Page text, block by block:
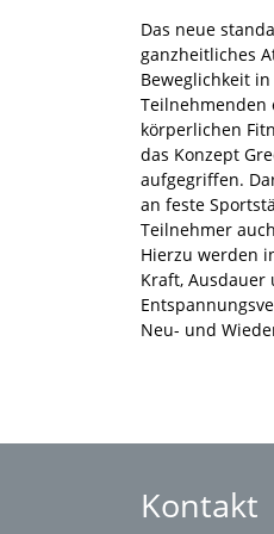
Das neue
ganzheitliches
Beweglichkeit
Teilnehmenden
körperlichen
das Konzept
aufgegriffen.
an feste
Teilnehmer
Hierzu werden
Kraft,
Neu- und
Kontakt